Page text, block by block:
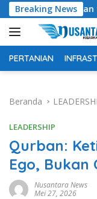
Langsung
ke
konten
Breaking News
Samsat
PERTANIAN
Beranda
LEADERSHIP
Qurban:
Ego, Bukan
Nusantara News
Mei 27, 2026